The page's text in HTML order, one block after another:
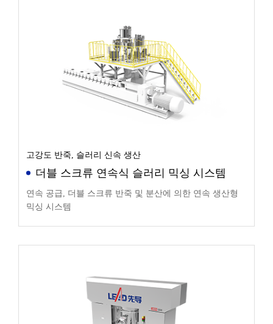
고강도 반죽, 슬러리 신속 생산
더블 스크류 연속식 슬러리 믹싱 시스템
연속 공급, 더블 스크류 반죽 및 분산에 의한 연속 생산형
믹싱 시스템